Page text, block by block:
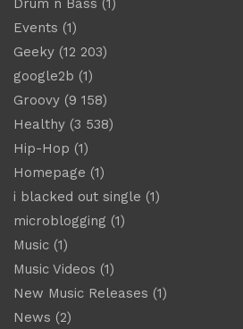
Drum n Bass (1)
Events (1)
Geeky (12 203)
google2b (1)
Groovy (9 158)
Healthy (3 538)
Hip-Hop (1)
Homepage (1)
i blacked out single (1)
microblogging (1)
Music (1)
Music Videos (1)
New Music Releases (1)
News (2)